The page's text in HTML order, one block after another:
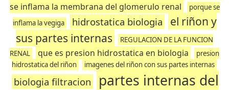
se inflama la membrana del glomerulo renal
porque se
inflama la vegiga
hidrostatica biologia
el riñon y
sus partes internas
REGULACION DE LA FUNCION
RENAL
que es presion hidrostatica en biologia
presion
hidrostatica del riñon
imagenes del riñon con sus partes internas
biologia filtracion
partes internas del